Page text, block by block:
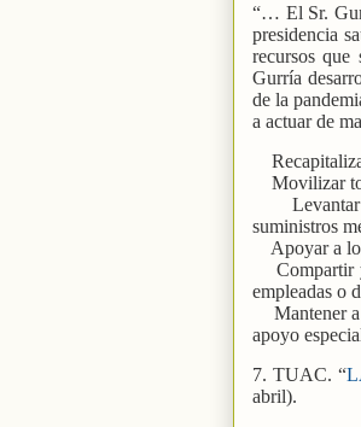
“… El Sr.
presidencia
recursos que
Gurría
de la
a actuar de
Movilizar
suministros
Apoyar a
Compartir
empleadas o
Mantener
apoyo
7. TUAC. “
abril).